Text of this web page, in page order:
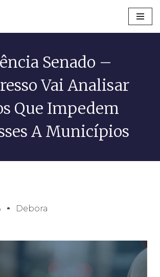
Senado –
Vai Analisar
Que Impedem
A Municípios
Debora